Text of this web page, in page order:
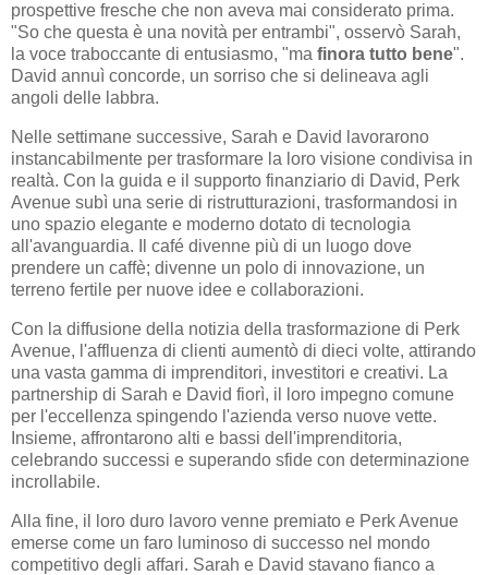
prospettive fresche che non aveva mai considerato prima.
"So che questa è una novità per entrambi", osservò Sarah,
la voce traboccante di entusiasmo, "ma finora tutto bene".
David annuì concorde, un sorriso che si delineava agli
angoli delle labbra.
Nelle settimane successive, Sarah e David lavorarono
instancabilmente per trasformare la loro visione condivisa in
realtà. Con la guida e il supporto finanziario di David, Perk
Avenue subì una serie di ristrutturazioni, trasformandosi in
uno spazio elegante e moderno dotato di tecnologia
all'avanguardia. Il café divenne più di un luogo dove
prendere un caffè; divenne un polo di innovazione, un
terreno fertile per nuove idee e collaborazioni.
Con la diffusione della notizia della trasformazione di Perk
Avenue, l'affluenza di clienti aumentò di dieci volte, attirando
una vasta gamma di imprenditori, investitori e creativi. La
partnership di Sarah e David fiorì, il loro impegno comune
per l'eccellenza spingendo l'azienda verso nuove vette.
Insieme, affrontarono alti e bassi dell'imprenditoria,
celebrando successi e superando sfide con determinazione
incrollabile.
Alla fine, il loro duro lavoro venne premiato e Perk Avenue
emerse come un faro luminoso di successo nel mondo
competitivo degli affari. Sarah e David stavano fianco a